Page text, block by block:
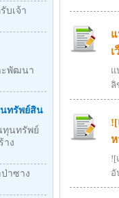
บเจ้า
ะพัฒนา
ทรัพย์สิน
ทุนทรัพย์
าง
าซาง
แ
ลิ
ห
![
อั